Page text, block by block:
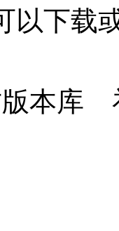
以下载
版本库